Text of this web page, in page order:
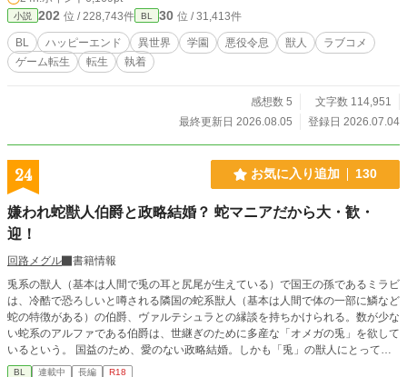
回される学園ラブコメBL！ 🚫無断転載・AI学習禁止 終盤に性的描写が入る予定
ですので、R18としています。 ※がつく話には性描写があります。 本作はfujos
sy小説大賞にエントリー中です。少しでも面白いと思っていただけましたら、投
票して応援してくだされば幸いです。
小説 202 位 / 228,743件 BL 30 位 / 31,413件
BL ハッピーエンド 異世界 学園 悪役令息 獣人
ラブコメ
ゲーム転生
転生 執着
感想数 5
文字数 114,951
最終更新日 2026.08.05
登録日 2026.07.04
24 お気に入り追加 130
嫌われ蛇獣人伯爵と政略結婚？ 蛇マニアだから大・歓・
迎！
回路メグル
書籍情報
兎系の獣人（基本は人間で兎の耳と尻尾が生えている）で国王の孫であるミラビ
は、冷酷で恐ろしいと噂される隣国の蛇系獣人（基本は人間で体の一部に鱗など
蛇の特徴がある）の伯爵、ヴァルテシュラとの縁談を持ちかけられる。数が少な
い蛇系のアルファである伯爵は、世継ぎのために多産な「オメガの兎」を欲して
いるという。 国益のため、愛のない政略結婚。しかも「兎」の獣人にとって恐
ろしく感じる「蛇」なんて…………大・歓・迎！ 実はミラビは大の蛇マニア！
BL 連載中 長編 R18